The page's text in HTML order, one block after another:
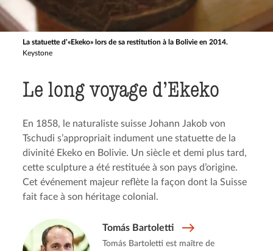
La statuette d’«Ekeko» lors de sa restitution à la Bolivie en 2014.
Keystone
Le long voyage d’Ekeko
En 1858, le naturaliste suisse Johann Jakob von
Tschudi s’appropriait indument une statuette de la
divinité Ekeko en Bolivie. Un siècle et demi plus tard,
cette sculpture a été restituée à son pays d’origine.
Cet événement majeur reflète la façon dont la Suisse
fait face à son héritage colonial.
Tomás Bartoletti
Tomás Bartoletti est maître de